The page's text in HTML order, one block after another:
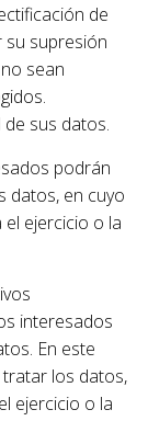
de
su supresión
sean
sus datos.
podrán
datos, en cuyo
ejercicio o la
interesados
En este
tratar los datos,
ejercicio o la